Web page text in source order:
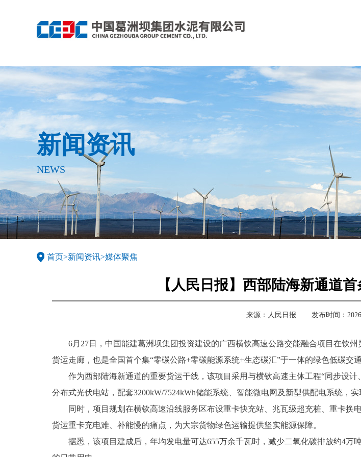
新闻资讯
NEWS
首页>新闻资讯>媒体聚焦
【人民日报】西部陆海新通道
来源： 人民日报 发布时间：
6月27日，中国能建葛洲坝集团投资建设的广西横钦高速公路交能融合项目在钦
货运走廊，也是全国首个集“零碳公路+零碳能源系统+生态碳汇”于一体的绿色低碳交通
作为西部陆海新通道的重要货运干线，该项目采用与横钦高速主体工程“同步设
分布式光伏电站，配套3200kW/7524kWh储能系统、智能微电网及新型供配电系统，
同时，项目规划在横钦高速沿线服务区布设重卡快充站、兆瓦级超充桩、重卡
货运重卡充电难、补能慢的痛点，为大宗货物绿色运输提供坚实能源保障。
据悉，该项目建成后，年均发电量可达655万余千瓦时，减少二氧化碳排放约4